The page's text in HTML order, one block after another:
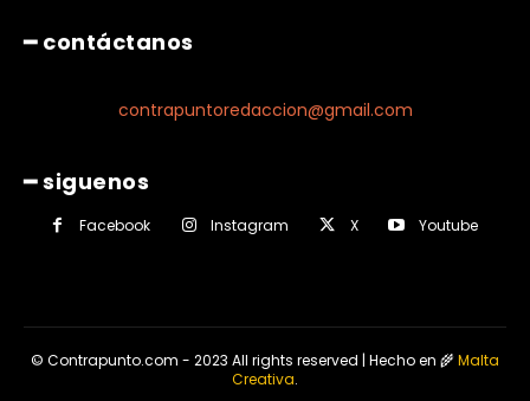
━ contáctanos
contrapuntoredaccion@gmail.com
━ siguenos
Facebook Instagram X Youtube
© Contrapunto.com - 2023 All rights reserved | Hecho en 🌾Malta
Creativa.